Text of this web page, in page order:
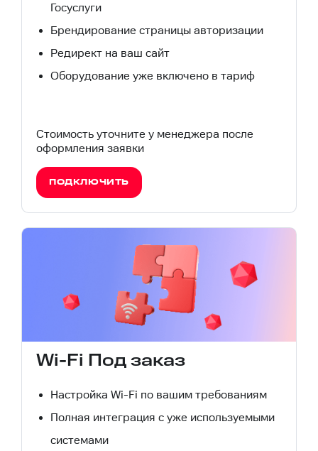
Госуслуги
Брендирование страницы авторизации
Редирект на ваш сайт
Оборудование уже включено в тариф
Стоимость уточните у менеджера после
оформления заявки
ПОДКЛЮЧИТЬ
Wi-Fi Под заказ
Настройка Wi-Fi по вашим требованиям
Полная интеграция с уже используемыми
системами